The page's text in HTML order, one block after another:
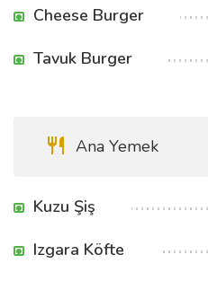
Cheese Burger
Tavuk Burger
Ana Yemek
Kuzu Şiş
Izgara Köfte